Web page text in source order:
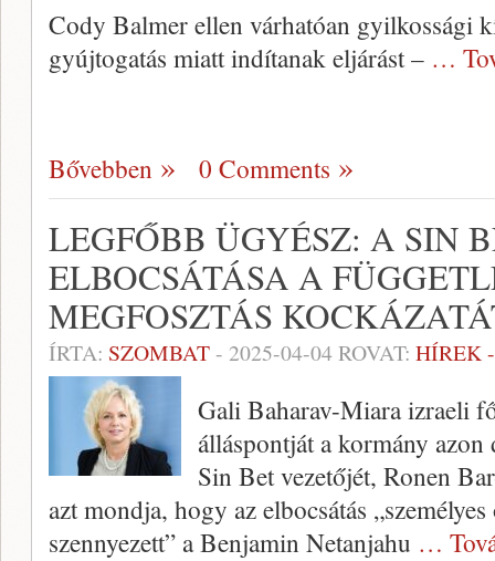
Cody Balmer ellen várhatóan gyilkossági
gyújtogatás miatt indítanak eljárást – …
Bővebben 0 Comments
LEGFŐBB ÜGYÉSZ: A SIN
ELBOCSÁTÁSA A
MEGFOSZTÁS
ÍRTA: SZOMBAT- 2025-04-04ROVAT: HÍREK
Gali Baharav-Miara izraeli
álláspontját a kormány
Sin Bet vezetőjét, Ronen
azt mondja, hogy az elbocsátás
szennyezett” a Benjamin Netanjahu …